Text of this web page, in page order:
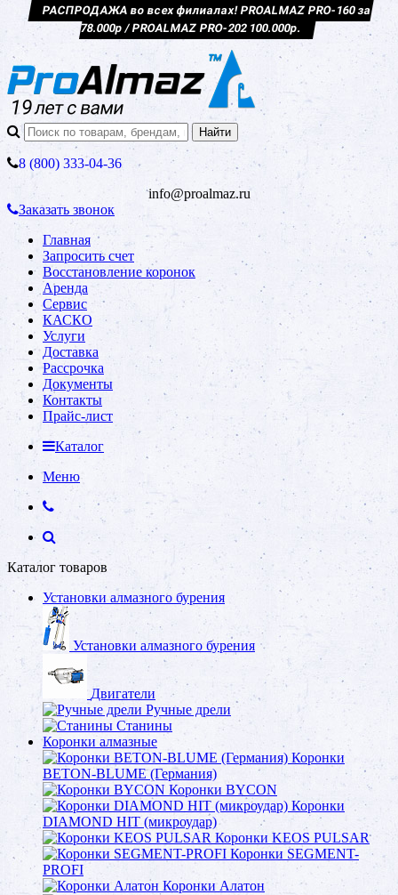
РАСПРОДАЖА во всех филиалах! PROALMAZ PRO-160 за
78.000р / PROALMAZ PRO-202 100.000р.
8 (800) 333-04-36
info@proalmaz.ru
Заказать звонок
Главная
Запросить счет
Восстановление коронок
Аренда
Сервис
КАСКО
Услуги
Доставка
Рассрочка
Документы
Контакты
Прайс-лист
Каталог
Меню
Каталог товаров
Установки алмазного бурения
Установки алмазного бурения
Двигатели
Ручные дрели
Станины
Коронки алмазные
Коронки
BETON-BLUME (Германия)
Коронки BYCON
Коронки
DIAMOND HIT (микроудар)
Коронки KEOS PULSAR
Коронки SEGMENT-
PROFI
Коронки Алатон